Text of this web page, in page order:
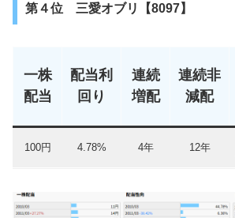
第４位 三愛オブリ【8097】
一株
配当
配当利
回り
連続
増配
連続非
減配
100円 4.78% 4年 12年